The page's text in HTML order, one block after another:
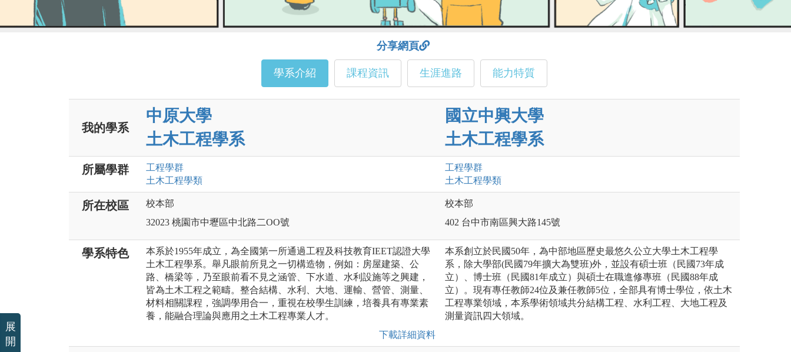
ColleGo! 大學選才與高中育才輔助系統
分享網頁
學系介紹 課程資訊 生涯進路 能力特質
我的學系
中原大學
土木工程學系
國立中興大學
土木工程學系
所屬學群 工程學群
土木工程學類
工程學群
土木工程學類
所在校區
校本部
32023 桃園市中壢區中北路二OO號
校本部
402 台中市南區興大路145號
學系特色
本系於1955年成立，為全國第一所通過工程及科技教育IEET認證大學
土木工程學系。舉凡眼前所見之一切構造物，例如：房屋建築、公
路、橋梁等，乃至眼前看不見之涵管、下水道、水利設施等之興建，
皆為土木工程之範疇。整合結構、水利、大地、運輸、營管、測量、
材料相關課程，強調學用合一，重視在校學生訓練，培養具有專業素
養，能融合理論與應用之土木工程專業人才。
下載詳細資料
本系創立於民國50年，為中部地區歷史最悠久公立大學土木工程學
系，除大學部(民國79年擴大為雙班)外，並設有碩士班（民國73年成
立）、博士班（民國81年成立）與碩士在職進修專班（民國88年成
立）。現有專任教師24位及兼任教師5位，全部具有博士學位，依土木
工程專業領域，本系學術領域共分結構工程、水利工程、大地工程及
測量資訊四大領域。
展
開